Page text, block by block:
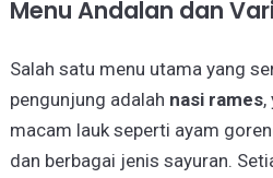
Menu Andalan dan
Salah satu menu utama yang
pengunjung adalah nasi rames,
macam lauk seperti ayam
dan berbagai jenis sayuran.